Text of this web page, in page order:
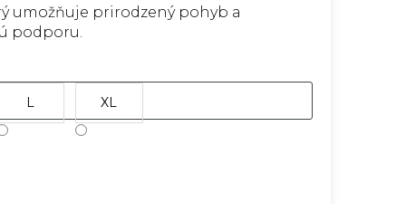
L XL
umožňuje prirodzený pohyb a
podporu.